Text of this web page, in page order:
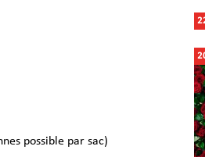
possible par sac)